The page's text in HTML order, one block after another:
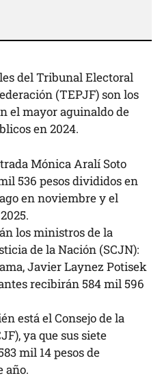
del Tribunal Electoral
(TEPJF) son los
el mayor aguinaldo de
en 2024.
Mónica Aralí Soto
536 pesos divididos en
en noviembre y el
los ministros de la
de la Nación (SCJN):
Javier Laynez Potisek
recibirán 584 mil 596
está el Consejo de la
ya que sus siete
mil 14 pesos de
año.